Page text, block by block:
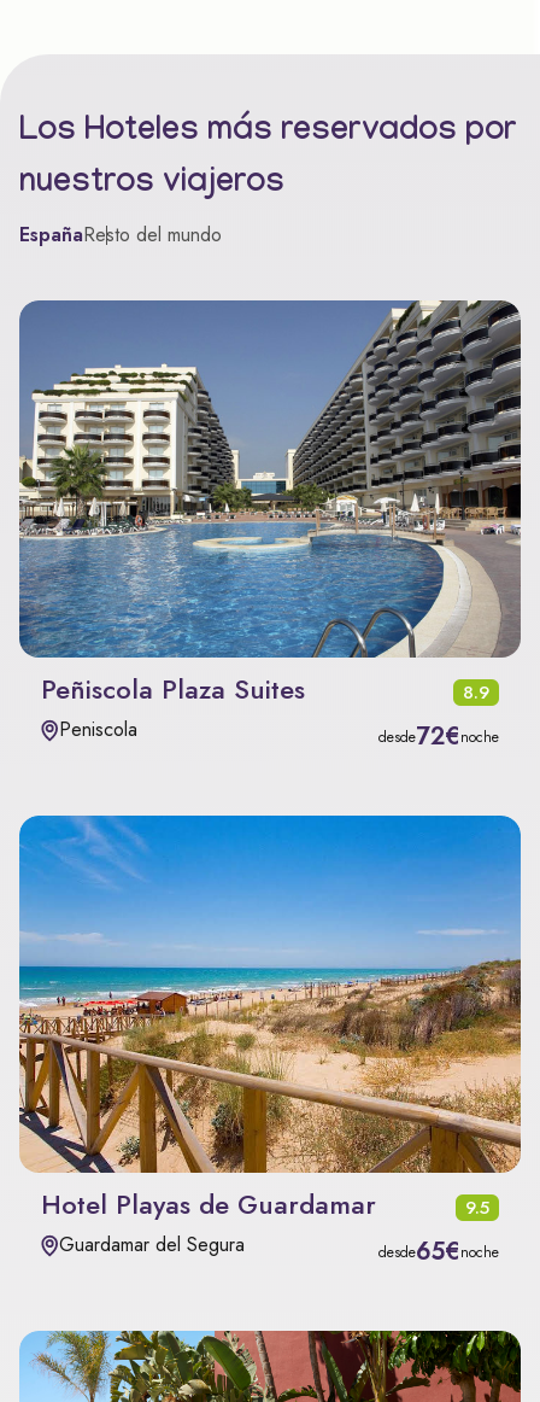
Los Hoteles más reservados por
nuestros viajeros
EspañaResto del mundo
Peñiscola Plaza Suites 8.9
Peniscola desde72€noche
Hotel Playas de Guardamar 9.5
Guardamar del Segura desde65€noche